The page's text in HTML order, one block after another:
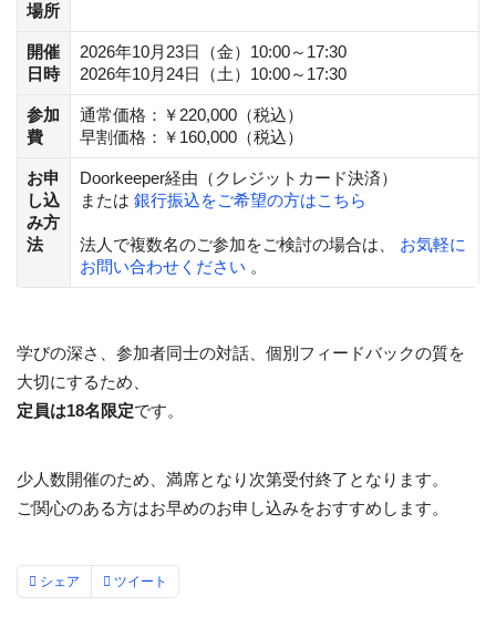
場所
開催
日時
2026年10月23日（金）10:00～17:30
2026年10月24日（土）10:00～17:30
参加
費
通常価格：￥220,000（税込）
早割価格：￥160,000（税込）
お申
し込
み方
法
Doorkeeper経由（クレジットカード決済）
または 銀行振込をご希望の方はこちら
法人で複数名のご参加をご検討の場合は、 お気軽に
お問い合わせください 。
学びの深さ、参加者同士の対話、個別フィードバックの質を
大切にするため、
定員は18名限定です。
少人数開催のため、満席となり次第受付終了となります。
ご関心のある方はお早めのお申し込みをおすすめします。
シェア ツイート